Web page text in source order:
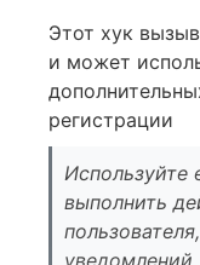
Этот хук
и может
регистрации
Используйте
выполнить
уведомлений